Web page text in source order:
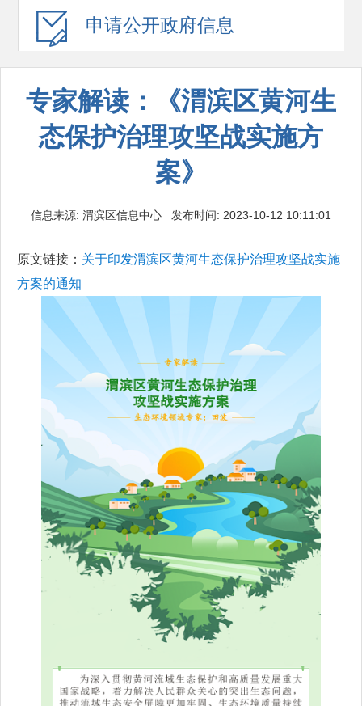
申请公开政府信息
专家解读：《渭滨区黄河生
态保护治理攻坚战实施方
案》
信息来源: 渭滨区信息中心 发布时间: 2023-10-12 10:11:01
原文链接： 关于印发渭滨区黄河生态保护治理攻坚战实施
方案的通知